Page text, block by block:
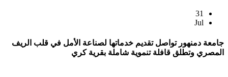
31
Jul
جامعة دمنهور تواصل تقديم خدماتها لصناعة الأمل في قلب الريف
المصري وتطلق قافلة تنموية شاملة بقرية كري